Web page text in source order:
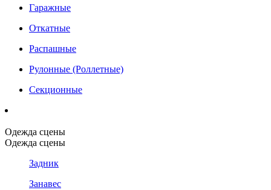
Гаражные
Откатные
Распашные
Рулонные (Роллетные)
Секционные
Одежда сцены
Одежда сцены
Задник
Занавес